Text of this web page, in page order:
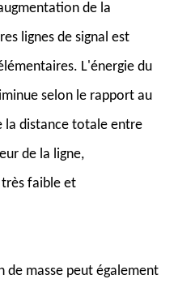
de la
lignes de signal est
L'énergie du
selon le rapport au
la distance totale entre
de la ligne,
faible et
de masse peut également